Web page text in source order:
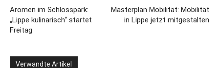
Aromen im Schlosspark:
„Lippe kulinarisch“ startet
Freitag
Masterplan Mobilität: Mobilität
in Lippe jetzt mitgestalten
Verwandte Artikel